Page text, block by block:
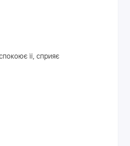
її, сприяє